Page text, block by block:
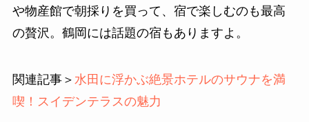
や物産館で朝採りを買って、宿で楽しむのも最高
の贅沢。鶴岡には話題の宿もありますよ。
関連記事＞ 水田に浮かぶ絶景ホテルのサウナを満
喫！スイデンテラスの魅力